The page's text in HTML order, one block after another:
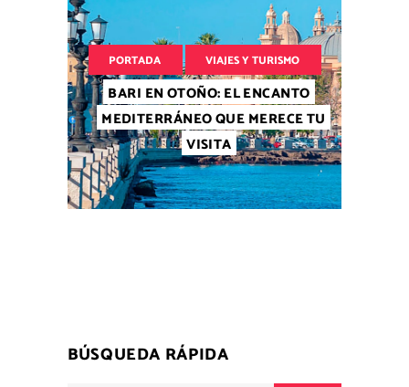
PORTADA VIAJES Y TURISMO
BARI EN OTOÑO: EL ENCANTO
MEDITERRÁNEO QUE MERECE TU
VISITA
BÚSQUEDA RÁPIDA